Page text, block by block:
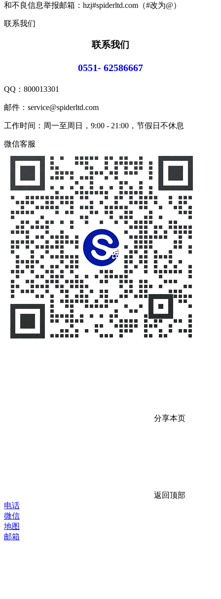
和不良信息举报邮箱：hzj#spiderltd.com（#改为@）
联系我们
联系我们
0551- 62586667
QQ： 800013301
邮件：service@spiderltd.com
工作时间：周一至周日，9:00 - 21:00，节假日不休息
微信客服
分享本页
返回顶部
电话
微信
地图
邮箱